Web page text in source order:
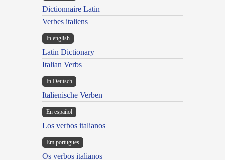
Dictionnaire Latin
Verbes italiens
In english
Latin Dictionary
Italian Verbs
In Deutsch
Italienische Verben
En español
Los verbos italianos
Em portugues
Os verbos italianos